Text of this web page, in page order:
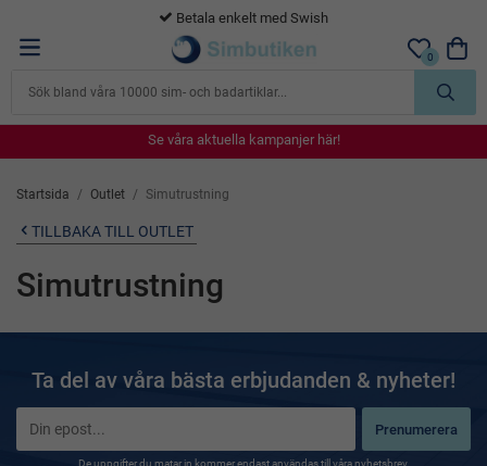
Betala enkelt med Swish
0
Se våra aktuella kampanjer här!
Se våra aktuella kampanjer här!
Se våra aktuella kampanjer här!
Se våra aktuella kampanjer här!
Startsida / Outlet / Simutrustning
TILLBAKA TILL OUTLET
Simutrustning
Ta del av våra bästa erbjudanden & nyheter!
Prenumerera
De uppgifter du matar in kommer endast användas till våra nyhetsbrev.